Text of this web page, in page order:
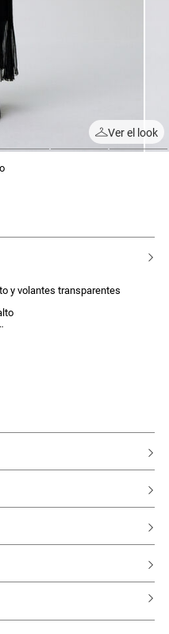
Ver el look
y volantes transparentes